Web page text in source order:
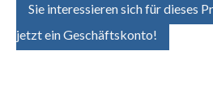
Sie interessieren sich für dieses
jetzt ein Geschäftskonto!